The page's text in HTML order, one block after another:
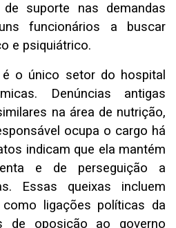
suporte nas demandas
funcionários a buscar
e psiquiátrico.
o único setor do hospital
Denúncias antigas
na área de nutrição,
ocupa o cargo há
indicam que ela mantém
e de perseguição a
Essas queixas incluem
ligações políticas da
de oposição ao governo